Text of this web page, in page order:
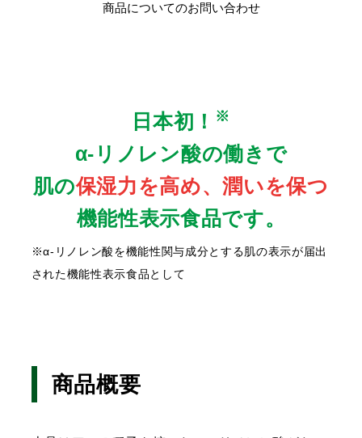
商品についてのお問い合わせ
日本初！ ※
α-リノレン酸の働きで
肌の保湿力を高め、潤いを保つ
機能性表示食品です。
※α-リノレン酸を機能性関与成分とする肌の表示が届出
された機能性表示食品として
商品概要